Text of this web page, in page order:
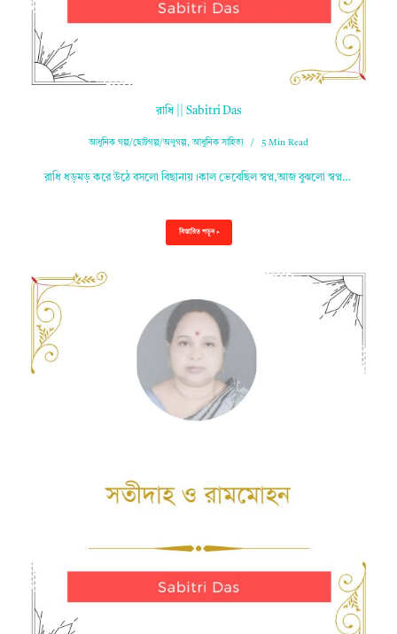
রাধি || Sabitri Das
আধুনিক গল্প/ছোটগল্প/অণুগল্প,আধুনিক সাহিত্য 5 Min Read
রাধি ধড়মড় করে উঠে বসলো বিছানায়।কাল ভেবেছিল স্বপ্ন,আজ বুঝলো স্বপ্ন…
বিস্তারিত পড়ুন »